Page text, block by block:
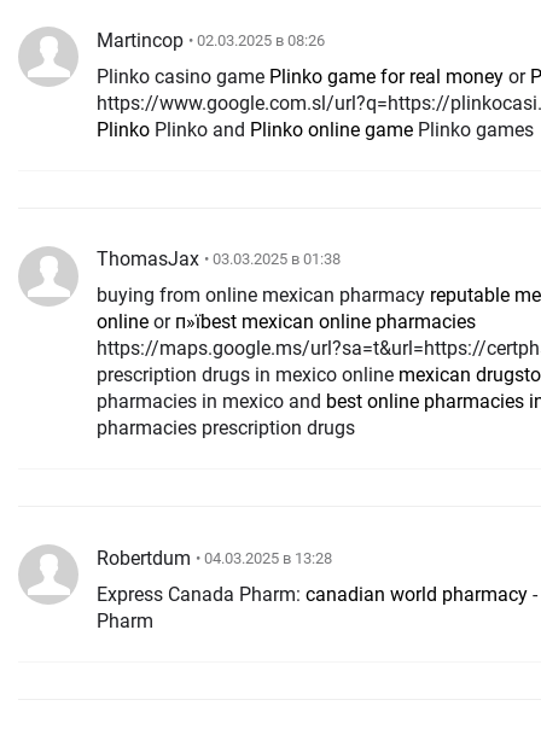
Martincop • 02.03.2025 в 08:26
Plinko casino game Plinko game for real money or
https://www.google.com.sl/url?q=https://
Plinko Plinko and Plinko online game Plinko games
ThomasJax • 03.03.2025 в 01:38
buying from online mexican pharmacy reputable
online or п»їbest mexican online pharmacies
https://maps.google.ms/url?sa=t&url=https://
prescription drugs in mexico online mexican
pharmacies in mexico and best online pharmacies
pharmacies prescription drugs
Robertdum • 04.03.2025 в 13:28
Express Canada Pharm: canadian world pharmacy
Pharm